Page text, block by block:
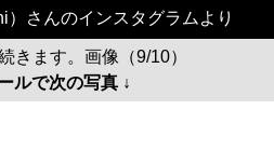
さんのインスタグラムより
きます。画像（9/10）
ルで次の写真 ↓